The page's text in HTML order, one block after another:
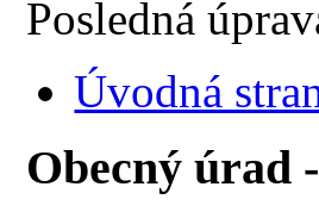
Posledná
Úvodná
Obecný úrad